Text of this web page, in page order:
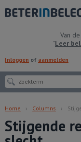
Van
"Leer
Inloggen of aanmelden
Home Columns
Stijgende